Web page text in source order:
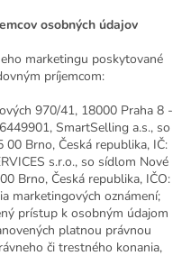
osobných údajov
marketingu poskytované
príjemcom:
970/41, 18000 Praha 8 -
SmartSelling a.s., so
Brno, Česká republika, IČ:
s.r.o., so sídlom Nové
Brno, Česká republika, IČO:
marketingových oznámení;
prístup k osobným údajom
platnou právnou
či trestného konania,